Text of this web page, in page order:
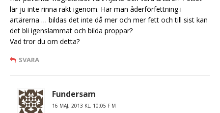
lär ju inte rinna rakt igenom. Har man åderförfettning i
artärerna … bildas det inte då mer och mer fett och till sist kan
det bli igenslammat och bilda proppar?
Vad tror du om detta?
SVARA
Fundersam
16 MAJ, 2013 KL. 10:05 F M